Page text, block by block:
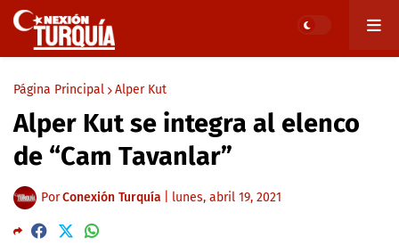
Página Principal Alper Kut
Alper Kut se integra al elenco
de “Cam Tavanlar”
PorConexión Turquía lunes, abril 19, 2021